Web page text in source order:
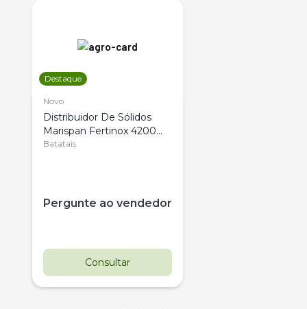
Destaque
Novo
Distribuidor De Sólidos
Marispan Fertinox 4200
Citrus
Batatais
Pergunte ao vendedor
Consultar